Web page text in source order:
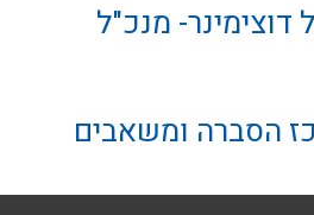
דוצימינר- מנכ"ל
הסברה ומשאבים